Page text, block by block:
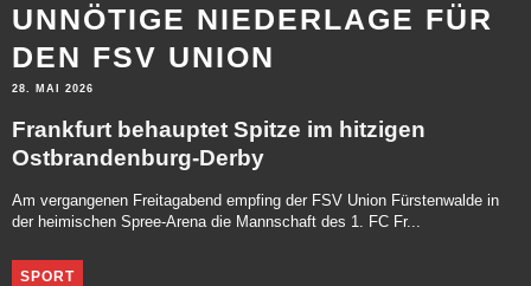
UNNÖTIGE NIEDERLAGE FÜR
DEN FSV UNION
28. MAI 2026
Frankfurt behauptet Spitze im hitzigen
Ostbrandenburg-Derby
Am vergangenen Freitagabend empfing der FSV Union Fürstenwalde in
der heimischen Spree-Arena die Mannschaft des 1. FC Fr...
SPORT